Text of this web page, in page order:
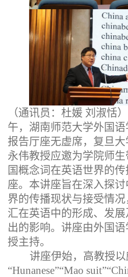
（通讯员：杜媛 刘淑恬）
午， 湖南师范大学外国
报告厅座无虚席，复旦
永伟教授应邀为学院师
国概念词在英语世界的
座。本讲座旨在深入探
界的传播现状与接受情
汇在英语中的形成、发
出的影响。讲座由外国
授主持。
讲座伊始，高教授
“Hunanese”“Mao